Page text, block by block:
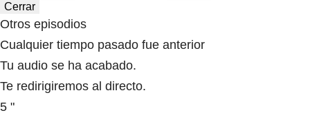
Cerrar
Otros episodios
Cualquier tiempo pasado fue anterior
Tu audio se ha acabado.
Te redirigiremos al directo.
5 "